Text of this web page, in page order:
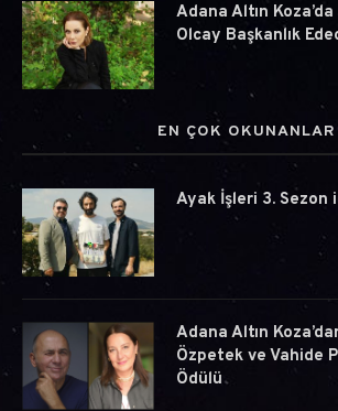
Adana Altın
Olcay Başkanlık
EN ÇOK OKUNANLAR
Ayak İşleri 3. Sezon
Adana Altın
Özpetek ve Vahide
Ödülü